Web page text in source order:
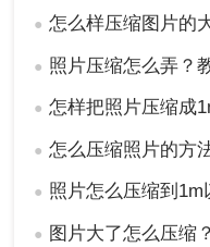
● 怎么样压缩图片的
● 照片压缩怎么弄？
● 怎样把照片压缩成1m
● 怎么压缩照片的方
● 照片怎么压缩到1m
● 图片大了怎么压缩